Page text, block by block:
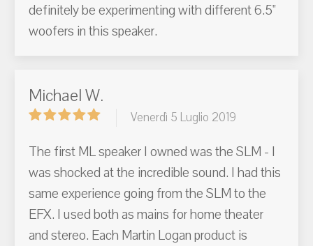
definitely be experimenting with different 6.5"
woofers in this speaker.
Michael W.
Venerdì 5 Luglio 2019
The first ML speaker I owned was the SLM - I
was shocked at the incredible sound. I had this
same experience going from the SLM to the
EFX. I used both as mains for home theater
and stereo. Each Martin Logan product is